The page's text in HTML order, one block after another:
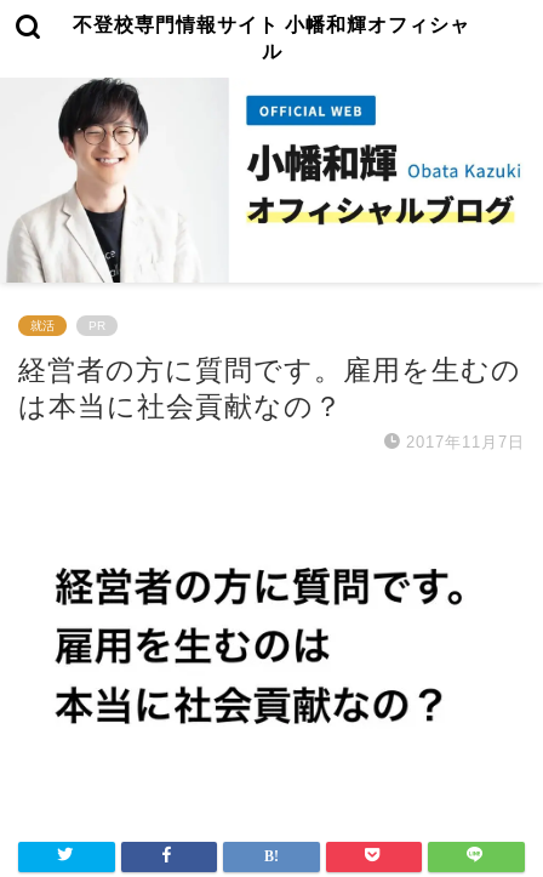
不登校専門情報サイト 小幡和輝オフィシャ
ル
就活 PR
経営者の方に質問です。雇用を生むの
は本当に社会貢献なの？
2017年11月7日